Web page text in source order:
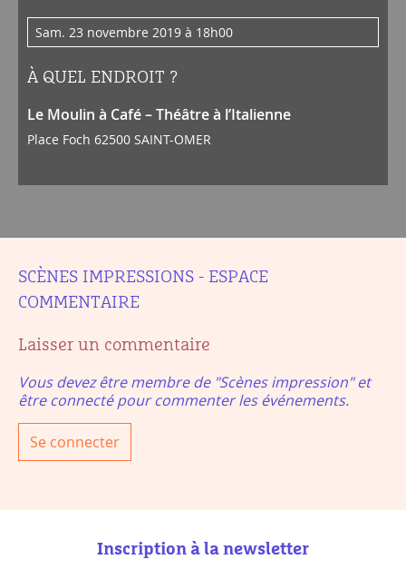
sam. 23 novembre 2019 à 18h00
À QUEL ENDROIT ?
Le Moulin à Café – Théâtre à l’Italienne
Place Foch 62500 SAINT-OMER
SCÈNES IMPRESSIONS - ESPACE
COMMENTAIRE
Laisser un commentaire
Vous devez être membre de "Scènes impression" et
être connecté pour commenter les événements.
Se connecter
Inscription à la newsletter